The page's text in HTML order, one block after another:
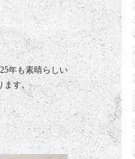
年も素晴らしい
ます。